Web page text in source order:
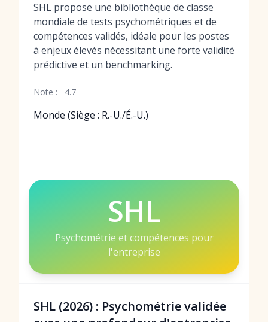
SHL propose une bibliothèque de classe
mondiale de tests psychométriques et de
compétences validés, idéale pour les postes
à enjeux élevés nécessitant une forte validité
prédictive et un benchmarking.
Note : 4.7
Monde (Siège : R.-U./É.-U.)
SHL
Psychométrie et compétences pour
l'entreprise
SHL (2026) : Psychométrie validée